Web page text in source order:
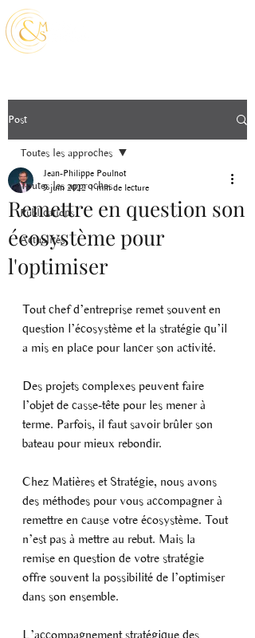
Post
Toutes les approches
Publications
Actualités
Toutes les approches
Remettre en question son
écosystème pour
l'optimiser
Jean-Philippe Poulnot
9 juin 2022 1 min de lecture
Tout chef d’entreprise remet souvent en
question l’écosystème et la stratégie qu’il
a mis en place pour lancer son activité.
Des projets complexes peuvent faire
l’objet de casse-tête pour les mener à
terme. Parfois, il faut savoir brûler son
bateau pour mieux rebondir.
Chez Matières et Stratégie, nous avons
des méthodes pour vous accompagner à
remettre en cause votre écosystème. Tout
n’est pas à mettre au rebut. Mais la
remise en question de votre stratégie
offre souvent la possibilité de l’optimiser
dans son ensemble.
L’accompagnement stratégique des